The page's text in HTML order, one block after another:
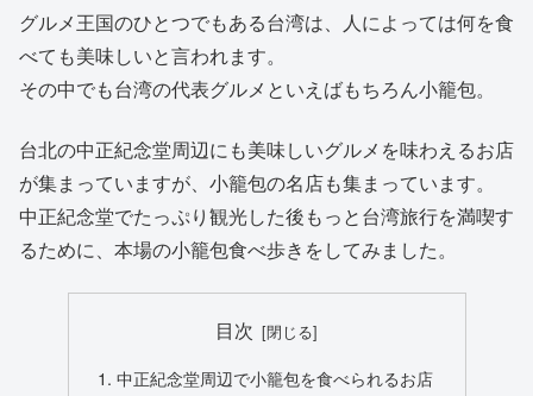
グルメ王国のひとつでもある台湾は、人によっては何を食
べても美味しいと言われます。
その中でも台湾の代表グルメといえばもちろん小籠包。
台北の中正紀念堂周辺にも美味しいグルメを味わえるお店
が集まっていますが、小籠包の名店も集まっています。
中正紀念堂でたっぷり観光した後もっと台湾旅行を満喫す
るために、本場の小籠包食べ歩きをしてみました。
目次
中正紀念堂周辺で小籠包を食べられるお店